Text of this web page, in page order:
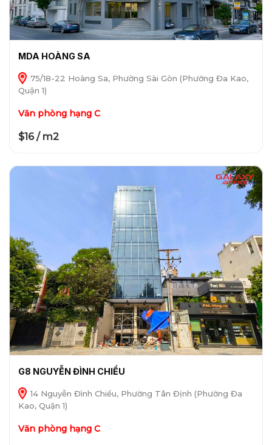
MDA HOÀNG SA
75/18-22 Hoàng Sa, Phường Sài Gòn (Phường Đa Kao,
Quận 1)
Văn phòng hạng C
$16 / m2
G8 NGUYỄN ĐÌNH CHIỂU
14 Nguyễn Đình Chiểu, Phường Tân Định (Phường Đa
Kao, Quận 1)
Văn phòng hạng C